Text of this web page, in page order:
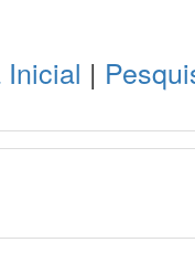
Inicial |